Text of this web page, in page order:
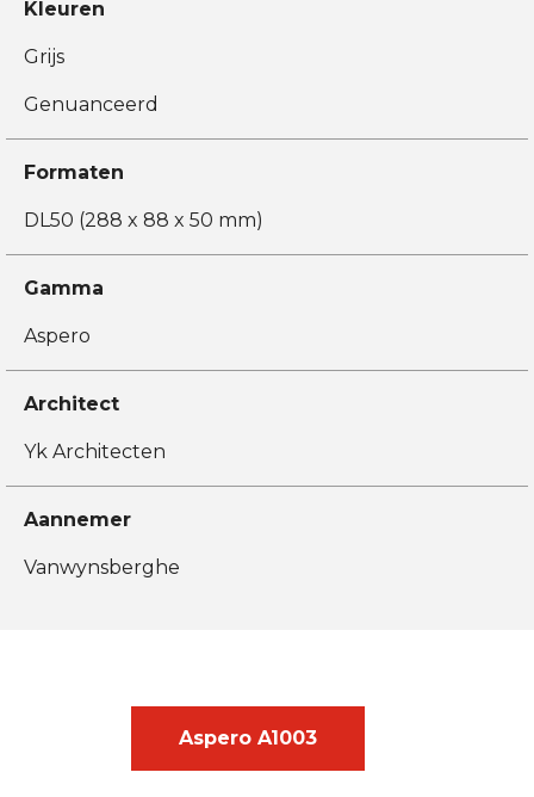
Kleuren
Grijs
Genuanceerd
Formaten
DL50 (288 x 88 x 50 mm)
Gamma
Aspero
Architect
Yk Architecten
Aannemer
Vanwynsberghe
Aspero A1003